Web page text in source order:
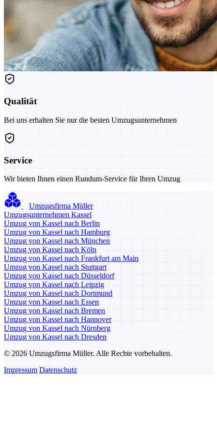
Qualität
Bei uns erhalten Sie nur die besten Umzugsunternehmen
Service
Wir bieten Ihnen einen Rundum-Service für Ihren Umzug
Umzugsfirma Müller
Umzugsunternehmen Kassel
Umzug von Kassel nach Berlin
Umzug von Kassel nach Hamburg
Umzug von Kassel nach München
Umzug von Kassel nach Köln
Umzug von Kassel nach Frankfurt am Main
Umzug von Kassel nach Stuttgart
Umzug von Kassel nach Düsseldorf
Umzug von Kassel nach Leipzig
Umzug von Kassel nach Dortmund
Umzug von Kassel nach Essen
Umzug von Kassel nach Bremen
Umzug von Kassel nach Hannover
Umzug von Kassel nach Nürnberg
Umzug von Kassel nach Dresden
© 2026 Umzugsfirma Müller. Alle Rechte vorbehalten.
Impressum Datenschutz